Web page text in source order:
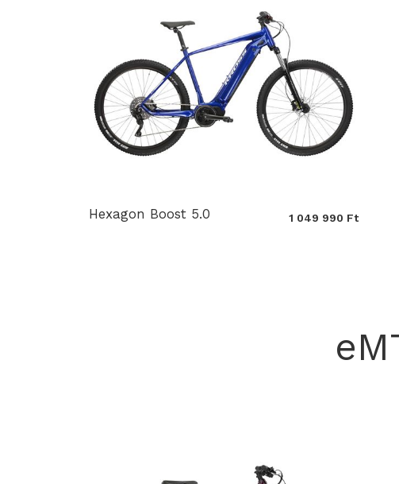
Hexagon Boost 5.0 1 049 990 Ft